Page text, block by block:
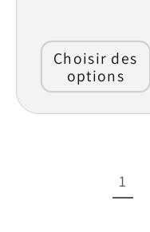
Choisir des
options
1